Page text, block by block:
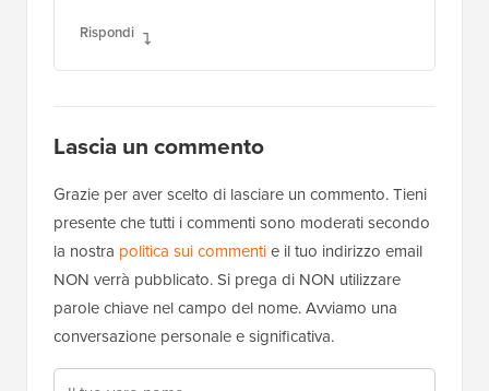
Rispondi
Lascia un commento
Grazie per aver scelto di lasciare un commento. Tieni
presente che tutti i commenti sono moderati secondo
la nostra politica sui commentie il tuo indirizzo email
NON verrà pubblicato. Si prega di NON utilizzare
parole chiave nel campo del nome. Avviamo una
conversazione personale e significativa.